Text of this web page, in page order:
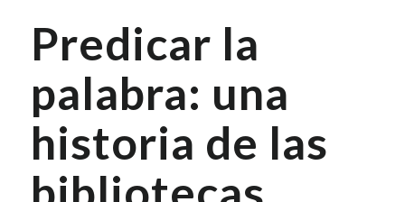
Predicar la
palabra: una
historia de las